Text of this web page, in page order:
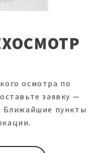
осмотра по
заявку —
Ближайшие пункты